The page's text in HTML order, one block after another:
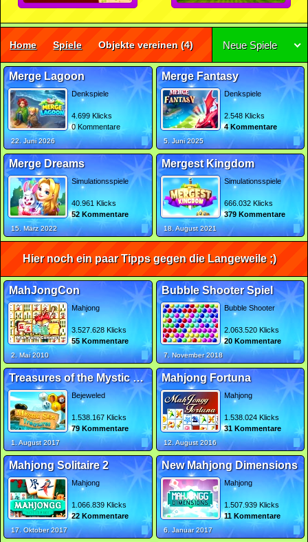
Home Spiele Objekte vereinen (4) Neue Spiele
Merge Lagoon
Denkspiele
4.699 Klicks
0 Kommentare
22. Juni 2026
Merge Fantasy
Denkspiele
2.548 Klicks
4 Kommentare
5. Juni 2025
Merge Dreams
Simulationsspiele
40.961 Klicks
52 Kommentare
15. März 2022
Mergest Kingdom
Simulationsspiele
666.032 Klicks
379 Kommentare
18. August 2021
Hier noch ein paar Tipps gegen die Langeweile ;)
MahJongCon
Mahjong
3.527.628 Klicks
55 Kommentare
2. Mai 2010
Bubble Shooter Spiel
Bubble Shooter
2.063.520 Klicks
20 Kommentare
7. November 2018
Treasures of the Mystic Sea 2
Bejeweled
1.538.167 Klicks
79 Kommentare
1. August 2017
Mahjong Fortuna
Mahjong
1.538.024 Klicks
31 Kommentare
12. August 2016
Mahjong Solitaire 2
Mahjong
1.066.839 Klicks
22 Kommentare
17. Oktober 2017
New Mahjong Dimensions
Mahjong
1.507.939 Klicks
11 Kommentare
6. Januar 2017